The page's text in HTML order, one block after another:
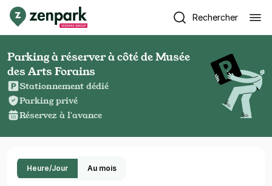
Rechercher
Parking à réserver à côté de Musée
des Arts Forains
Stationnement dédié
Parking privé
Réservez à l'avance
Heure/Jour Au mois